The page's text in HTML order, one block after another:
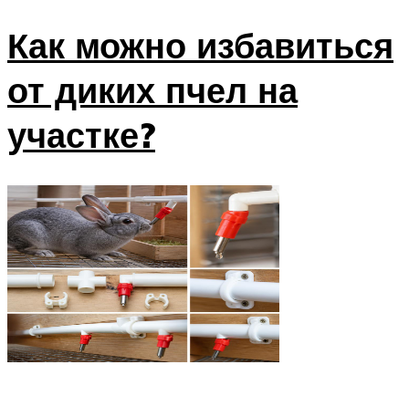
Как можно избавиться
от диких пчел на
участке?